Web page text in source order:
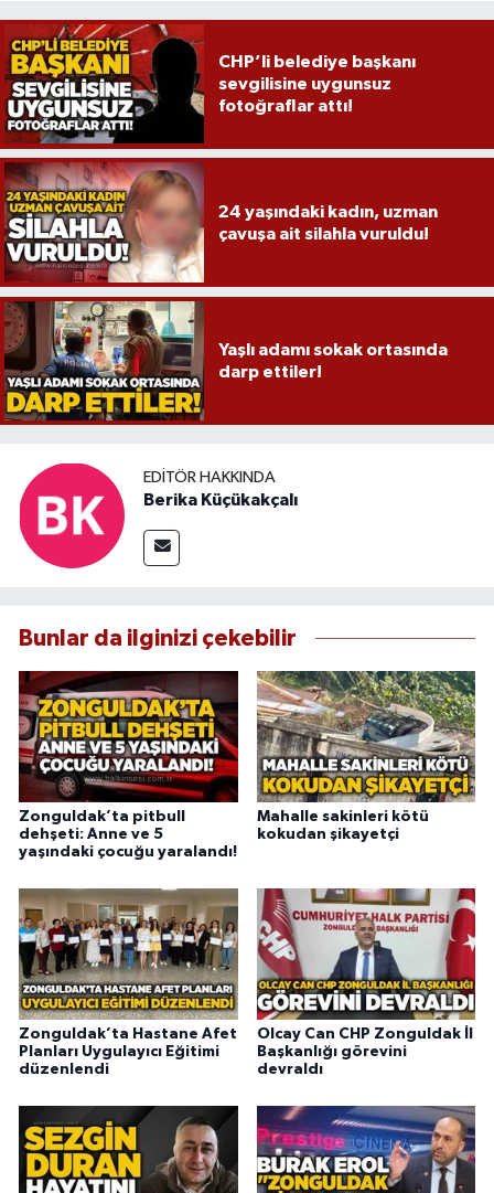
CHP’li belediye başkanı
sevgilisine uygunsuz
fotoğraflar attı!
24 yaşındaki kadın, uzman
çavuşa ait silahla vuruldu!
Yaşlı adamı sokak ortasında
darp ettiler!
EDITÖR HAKKINDA
Berika Küçükakçalı
Bunlar da ilginizi çekebilir
Zonguldak’ta pitbull
dehşeti: Anne ve 5
yaşındaki çocuğu yaralandı!
Mahalle sakinleri kötü
kokudan şikayetçi
Zonguldak’ta Hastane Afet
Planları Uygulayıcı Eğitimi
düzenlendi
Olcay Can CHP Zonguldak İl
Başkanlığı görevini
devraldı